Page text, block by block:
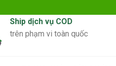
Ship dịch vụ COD
trên phạm vi toàn quốc